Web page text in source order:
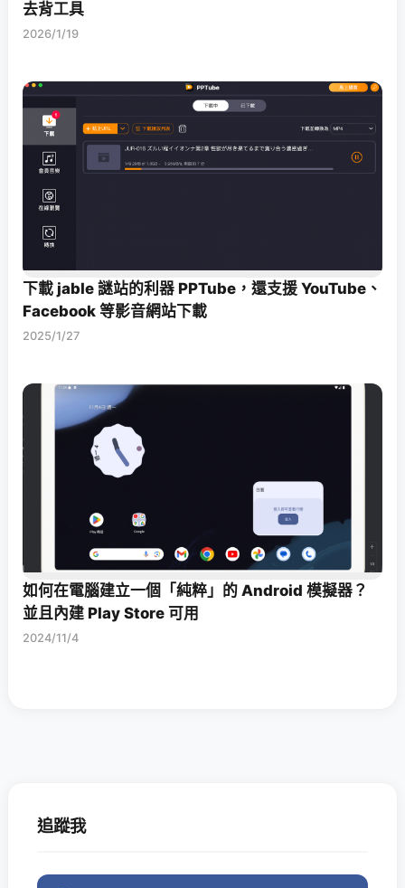
去背工具
2026/1/19
下載 jable 謎站的利器 PPTube，還支援 YouTube、
Facebook 等影音網站下載
2025/1/27
如何在電腦建立一個「純粹」的 Android 模擬器？
並且內建 Play Store 可用
2024/11/4
追蹤我